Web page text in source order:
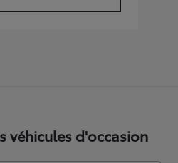
véhicules d'occasion